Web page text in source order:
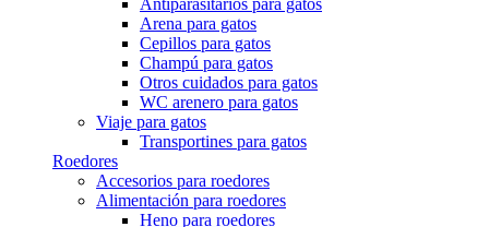
Antiparasitarios para gatos
Arena para gatos
Cepillos para gatos
Champú para gatos
Otros cuidados para gatos
WC arenero para gatos
Viaje para gatos
Transportines para gatos
Roedores
Accesorios para roedores
Alimentación para roedores
Heno para roedores